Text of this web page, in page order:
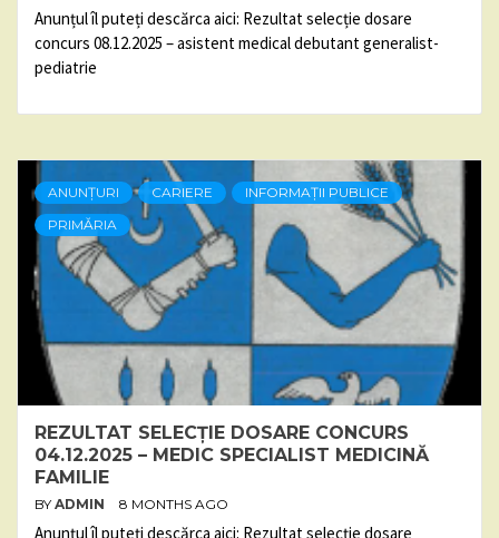
Anunțul îl puteți descărca aici: Rezultat selecție dosare
concurs 08.12.2025 – asistent medical debutant generalist-
pediatrie
ANUNȚURI CARIERE
INFORMAȚII PUBLICE
PRIMĂRIA
REZULTAT SELECȚIE DOSARE CONCURS
04.12.2025 – MEDIC SPECIALIST MEDICINĂ
FAMILIE
BY ADMIN 8 MONTHS AGO
Anunțul îl puteți descărca aici: Rezultat selecție dosare